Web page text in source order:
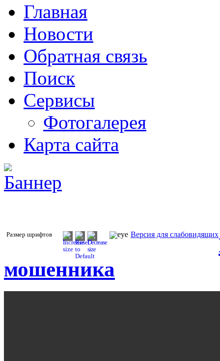
Главная
Новости
Обратная связь
Поиск
Сервисы
Фотогалерея
Карта сайта
Размер шрифтов Версия для слабовидящих
мошенника